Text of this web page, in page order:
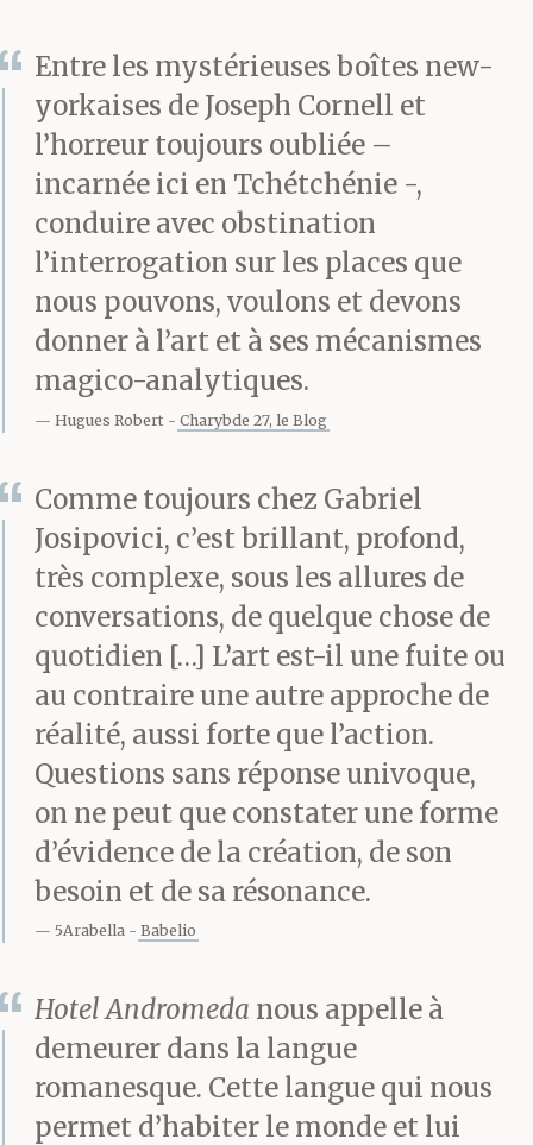
— J’ai dit que rien ne lui
passait par la tête. C’est
différent.
Elle attend.
Il baisse les yeux vers la
— Continue, dit-elle.
— C’est juste un vieil
homme assis sur une
chaise sous
un cognassier dans son
jardin au soleil, dit-il.
— Qu’est-ce que tu veux
de plus ?
Entre les mystérieuses boîtes new-
yorkaises de Joseph Cornell et
l’horreur toujours oubliée –
incarnée ici en Tchétchénie -,
conduire avec obstination
l’interrogation sur les places que
nous pouvons, voulons et devons
donner à l’art et à ses mécanismes
magico-analytiques.
Hugues Robert Charybde 27, le Blog
Comme toujours chez Gabriel
Josipovici, c’est brillant, profond,
très complexe, sous les allures de
conversations, de quelque chose de
quotidien […] L’art est-il une fuite ou
au contraire une autre approche de
réalité, aussi forte que l’action.
Questions sans réponse univoque,
on ne peut que constater une forme
d’évidence de la création, de son
besoin et de sa résonance.
5Arabella Babelio
Hotel Andromeda nous appelle à
demeurer dans la langue
romanesque. Cette langue qui nous
permet d’habiter le monde et lui